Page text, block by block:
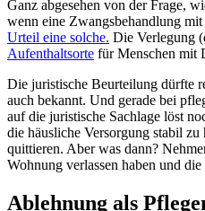
Ganz abgesehen von der Frage,
wenn eine Zwangsbehandlung
Urteil eine solche. Die Verlegung
Aufenthaltsorte für Menschen mit
Die juristische Beurteilung dürfte
auch bekannt. Und gerade bei
auf die juristische Sachlage löst
die häusliche Versorgung stabil
quittieren. Aber was dann?
Wohnung verlassen haben und
Ablehnung als